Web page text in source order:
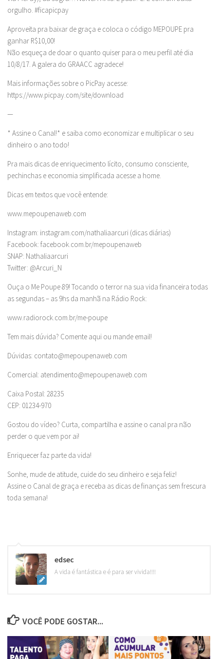
orgulho. #ficapicpay
Aproveita pra baixar de graça e coloca o código MEPOUPE pra
ganhar R$10,00!
Não esqueça de doar o quanto quiser para o meu perfil até dia
10/8/17. A galera do GRAACC agradece!
Mais informações sobre o PicPay acesse:
https://www.picpay.com/site/download
—
* Assine o Canal!* e saiba como economizar e multiplicar o seu
dinheiro o ano todo!
Pra mais dicas de enriquecimento lícito, consumo consciente,
pechinchas e economia simplificada acesse a home.
Dicas em textos que você entende:
www.mepoupenaweb.com
Instagram: instagram.com/nathaliaarcuri (dicas diárias)
Facebook: facebook.com.br/mepoupenaweb
SNAP: Nathaliaarcuri
Twitter: @Arcuri_N
Ouça o Me Poupe 89! Tocando o terror na sua vida financeira todas
as segundas – as 9hs da manhã na Rádio Rock:
www.radiorock.com.br/me-poupe
Tem mais dúvida? Comente aqui ou mande email!
Dúvidas: contato@mepoupenaweb.com
Comercial: atendimento@mepoupenaweb.com
Caixa Postal: 28235
CEP: 01234-970
Gostou do vídeo? Curta, compartilha e assine o canal pra não
perder o que vem por ai!
Enriquecer faz parte da vida!
Sonhe, mude de atitude, cuide do seu dinheiro e seja feliz!
Assine o Canal de graça e receba as dicas de finanças sem frescura
toda semana!
edsec
A vida é fantástica e é para ser vivida!!!!
VOCÊ PODE GOSTAR...